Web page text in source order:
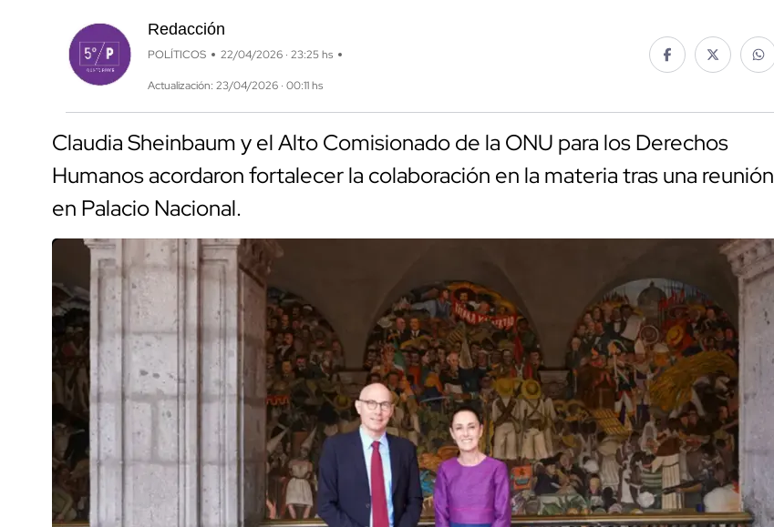
Redacción
POLÍTICOS 22/04/2026 · 23:25 hs
Actualización: 23/04/2026 · 00:11 hs
Claudia Sheinbaum y el Alto Comisionado de la ONU para los Derechos
Humanos acordaron fortalecer la colaboración en la materia tras una reunión
en Palacio Nacional.